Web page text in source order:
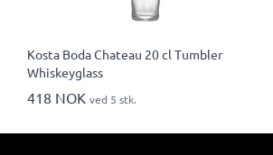
Kosta Boda Chateau 20 cl Tumbler
Whiskeyglass
418 NOK ved 5 stk.